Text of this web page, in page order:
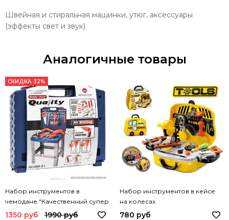
Швейная и стиральная машинки, утюг, аксессуары
(эффекты свет и звук)
Аналогичные товары
СКИДКА 32%
Набор инструментов в
чемодане "Качественный супер
инструмент" с верстаком
1350 руб 1990 руб
Набор инструментов в кейсе
на колесах
780 руб